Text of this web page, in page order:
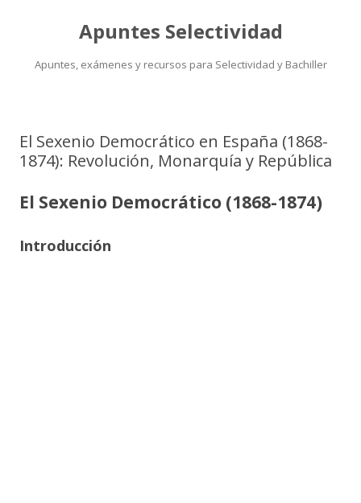
Apuntes Selectividad
Apuntes, exámenes y recursos para Selectividad y Bachiller
El Sexenio Democrático en España (1868-
1874): Revolución, Monarquía y República
El Sexenio Democrático (1868-1874)
Introducción